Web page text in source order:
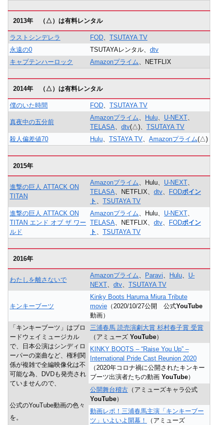
2013年 （△）は有料レンタル
ラストシンデレラ FOD、 TSUTAYA TV
永遠の0
TSUTAYAレンタル、 dtv
キャプテンハーロック
Amazonプライム、NETFLIX
2014年 （△）は有料レンタル
僕のいた時間 FOD、 TSUTAYA TV
真夜中の五分前
Amazonプライム、 Hulu、 U-NEXT、
TELASA、 dtv(△)、 TSUTAYA TV
殺人偏差値70
Hulu、 TSTAYA TV、 Amazonプライム(△)
2015年
進撃の巨人 ATTACK ON
TITAN
Amazonプライム、Hulu、 U-NEXT、
TELASA、NETFLIX、 dtv、 FODポイン
ト 、 TSUTAYA TV
進撃の巨人 ATTACK ON
TITAN エンド オブ ザ ワー
ルド
Amazonプライム、Hulu、 U-NEXT、
TELASA、NETFLIX、 dtv、 FODポイン
ト 、 TSUTAYA TV
2016年
わたしを離さないで
Amazonプライム、 Paravi、 Hulu、 U-
NEXT、 dtv、 TSUTAYA TV
キンキーブーツ
Kinky Boots Haruma Miura Tribute
movie （2020/10/27公開 公式YouTube
動画）
「キンキーブーツ」はブロ
ードウェイミュージカル
で、日本公演はシンディロ
ーパーの楽曲など、権利関
係が複雑で全編映像化は不
可能な為、DVDも発売され
ていませんので、
公式のYouTube動画の色々
を。
三浦春馬 読売演劇大賞 杉村春子賞 受賞
（アミューズ YouTube）
KINKY BOOTS – “Raise You Up” –
International Pride Cast Reunion 2020
（2020年コロナ禍に公開されたキンキー
ブーツ出演者たちの動画 YouTube）
公開舞台稽古 （アミューズキャラ公式
YouTube）
動画レポ！三浦春馬主演「キンキーブー
ツ」いよいよ開幕！
（アミューズ